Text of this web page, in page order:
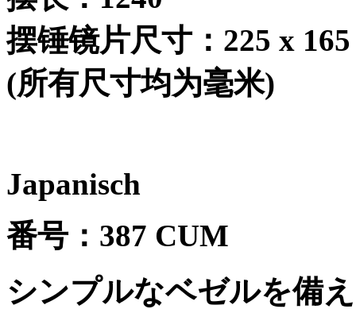
摆锤镜片尺寸： 225 x 165
(所有尺寸均为毫米)
Japanisch
番号： 387 CUM
シンプルなベゼルを備